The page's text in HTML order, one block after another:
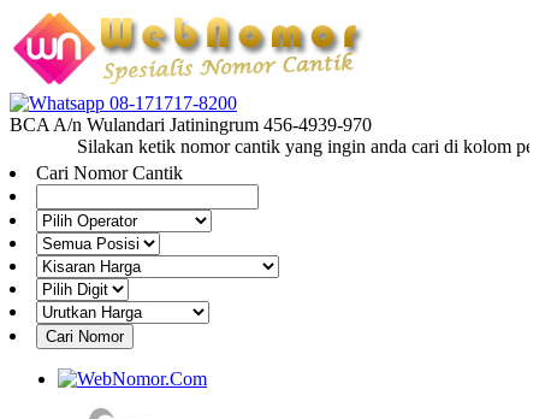
08-171717-8200
BCA A/n Wulandari Jatiningrum 456-4939-970
Silakan ketik nomor cantik yang ingin anda cari di kolom
Cari Nomor Cantik